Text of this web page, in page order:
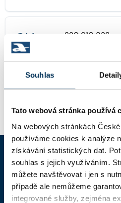
Souhlas
Tato webová stránka používá
Na webových stránkách
používáme cookies k analýze
získávání statistických dat.
souhlas s jejich využíváním.
můžete navštěvovat i jen s
případě ale nemůžeme
integrované služby, zejména
Telefon: 220 910 833
Mobil: 734 645 435
ČAK
Domů